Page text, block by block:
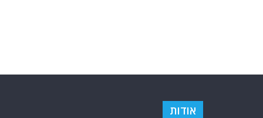
אודות